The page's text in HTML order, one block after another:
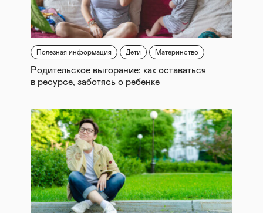
Полезная информация Дети Материнство
Родительское выгорание: как оставаться
в ресурсе, заботясь о ребенке